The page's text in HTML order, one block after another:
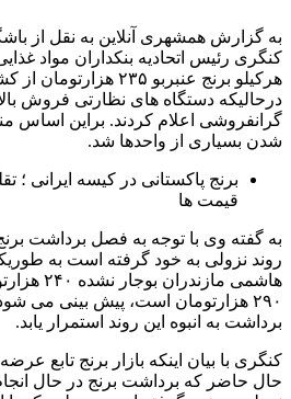
به گزارش همشهری آنلاین به نقل از
کنگری رئیس اتحادیه بنکداران مواد
هرکیلو برنج عنبربو ۲۳۵
گرانفروشی اعلام کردند. براین اساس
شدن بسیاری از واحدها شد.
برنج پاکستانی در کیسه ایرانی ؛
قیمت‌ ها
به گفته وی با توجه به فصل برداشت
روند نزولی به خود گرفته است به
هاشمی
۲۹۰ هزارتومان است، پیش بینی می
برداشت به انبوه این روند استمرار یابد.
کنگری با بیان اینکه بازار برنج تابع
حال حاضر که برداشت برنج در حال